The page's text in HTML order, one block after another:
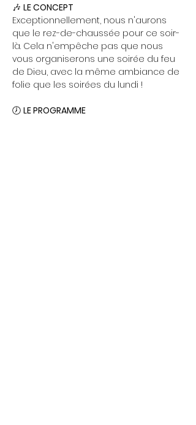
🎶 LE CONCEPT
Exceptionnellement, nous n'aurons
que le rez-de-chaussée pour ce soir-
là. Cela n'empêche pas que nous
vous organiserons une soirée du feu
de Dieu, avec la même ambiance de
folie que les soirées du lundi !
🕖 LE PROGRAMME